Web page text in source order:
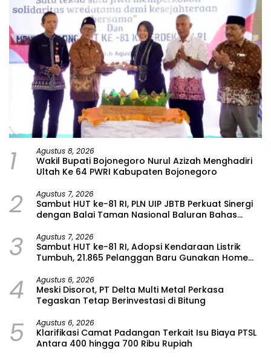
1 Agustus 8, 2026
Wakil Bupati Bojonegoro Nurul Azizah Menghadiri
Ultah Ke 64 PWRI Kabupaten Bojonegoro
2 Agustus 7, 2026
Sambut HUT ke-81 RI, PLN UIP JBTB Perkuat Sinergi
dengan Balai Taman Nasional Baluran Bahas
Watudodol/Kalipuro
3 Agustus 7, 2026
Sambut HUT ke-81 RI, Adopsi Kendaraan Listrik
Tumbuh, 21.865 Pelanggan Baru Gunakan Home
4 Agustus 6, 2026
Meski Disorot, PT Delta Multi Metal Perkasa
Tegaskan Tetap Berinvestasi di Bitung
5 Agustus 6, 2026
Klarifikasi Camat Padangan Terkait Isu Biaya PTSL
Antara 400 hingga 700 Ribu Rupiah